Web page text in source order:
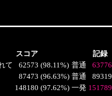
スコア
記録
て 62573 (98.11%) 普通
63776
87473 (96.63%) 普通
89319
148180 (97.62%) 一発 151789